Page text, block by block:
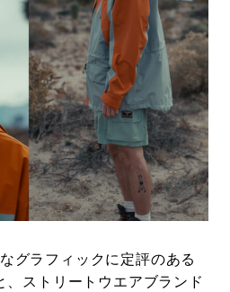
#MONTHLY JOURNAL
フイナムのYouTube
IT #AH.H
#MUSIC #MOVIE
#OUTDOOR
HANDBOOK
グラフィックに定評のある
、ストリートウエアブランド